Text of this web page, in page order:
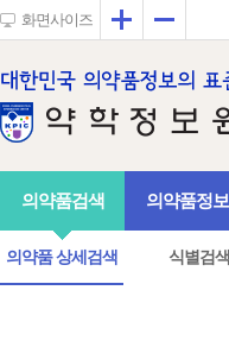
화면사이즈 확대
의약품검색
의약품 상세검색 식별검색
의약품정보